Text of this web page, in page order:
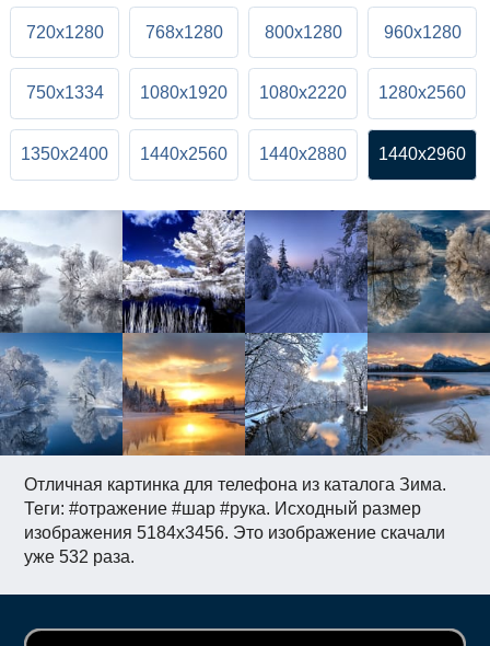
Отличная картинка для телефона из каталога Зима.
Теги: #отражение #шар #рука. Исходный размер
изображения 5184x3456. Это изображение скачали
уже 532 раза.
720x1280 768x1280 800x1280 960x1280
750x1334 1080x1920 1080x2220 1280x2560
1350x2400 1440x2560 1440x2880 1440x2960